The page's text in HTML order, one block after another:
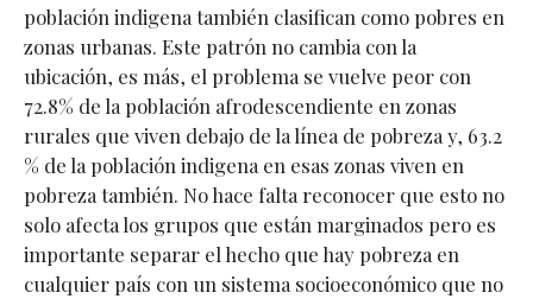
población indigena también clasifican como pobres en
zonas urbanas. Este patrón no cambia con la
ubicación, es más, el problema se vuelve peor con
72.8% de la población afrodescendiente en zonas
rurales que viven debajo de la línea de pobreza y, 63.2
% de la población indigena en esas zonas viven en
pobreza también. No hace falta reconocer que esto no
solo afecta los grupos que están marginados pero es
importante separar el hecho que hay pobreza en
cualquier país con un sistema socioeconómico que no